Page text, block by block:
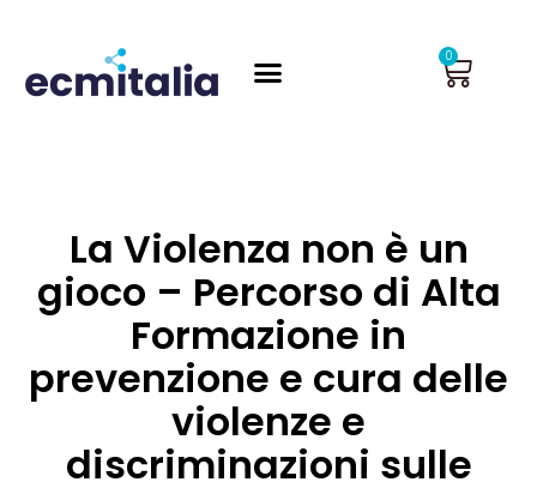
contenuto
0
La Violenza non è un
gioco – Percorso di Alta
Formazione in
prevenzione e cura delle
violenze e
discriminazioni sulle